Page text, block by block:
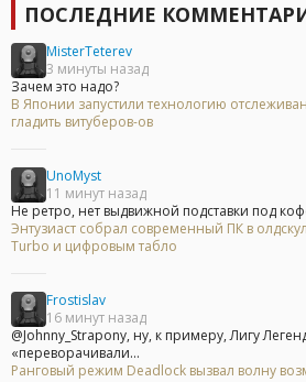
ПОСЛЕДНИЕ
MisterTeterev
3 минуты назад
Зачем это надо?
В Японии запустили технологию
гладить витуберов-ов
UnoMyst
11 минут назад
Не ретро, нет выдвижной подставки под
Энтузиаст собрал современный ПК в
Turbo и цифровым табло
Frostislav
16 минут назад
@Johnny_Strapony, ну, к примеру, Лигу
«переворачивали...
Ранговый режим Deadlock вызвал волну